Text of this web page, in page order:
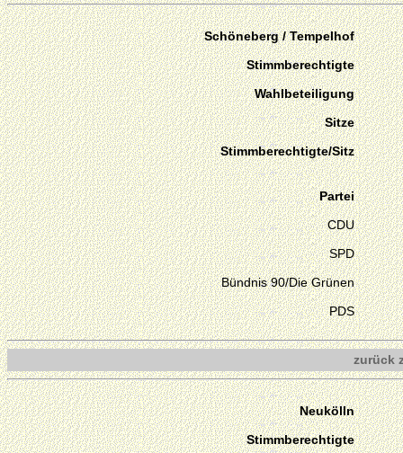
Schöneberg / Tempelhof
Stimmberechtigte
Wahlbeteiligung
Sitze
Stimmberechtigte/Sitz
Partei
CDU
SPD
Bündnis 90/Die Grünen
PDS
zurück
Neukölln
Stimmberechtigte